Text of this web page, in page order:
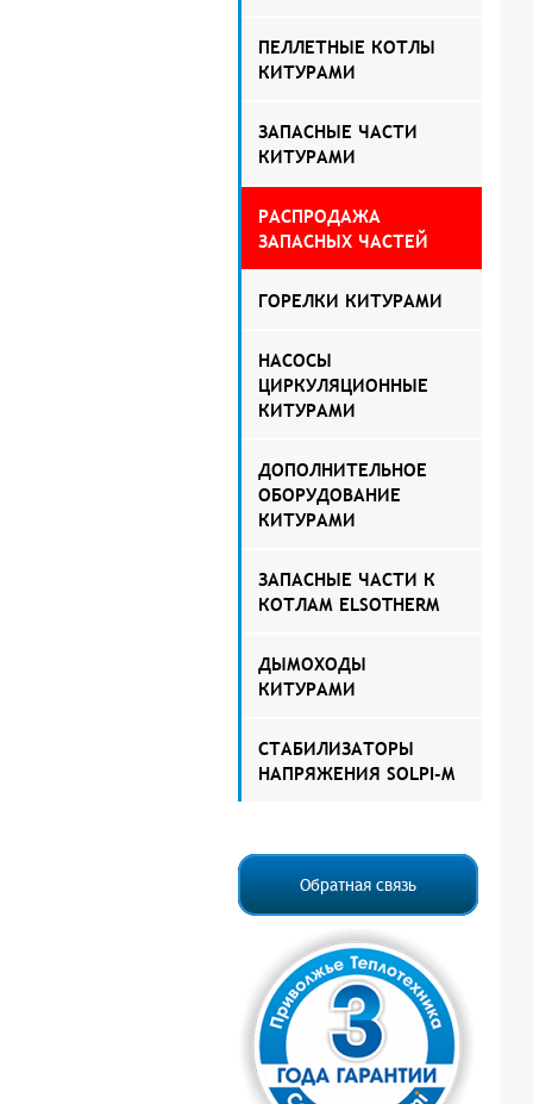
ПЕЛЛЕТНЫЕ КОТЛЫ
КИТУРАМИ
ЗАПАСНЫЕ ЧАСТИ
КИТУРАМИ
РАСПРОДАЖА
ЗАПАСНЫХ ЧАСТЕЙ
ГОРЕЛКИ КИТУРАМИ
НАСОСЫ
ЦИРКУЛЯЦИОННЫЕ
КИТУРАМИ
ДОПОЛНИТЕЛЬНОЕ
ОБОРУДОВАНИЕ
КИТУРАМИ
ЗАПАСНЫЕ ЧАСТИ К
КОТЛАМ ELSOTHERM
ДЫМОХОДЫ
КИТУРАМИ
СТАБИЛИЗАТОРЫ
НАПРЯЖЕНИЯ SOLPI-M
Обратная связь